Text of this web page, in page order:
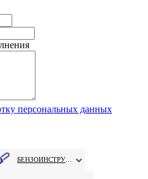
персональных данных